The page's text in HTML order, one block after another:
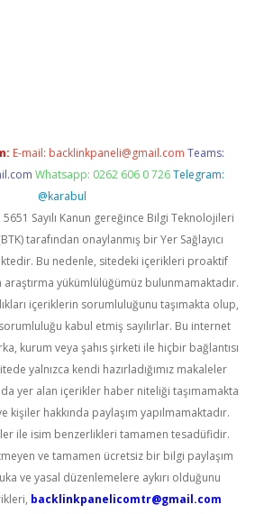
E-mail: backlinkpaneli@gmail.com Teams:
Whatsapp: 0262 606 0 726 Telegram:
@karabul
5651 Sayılı Kanun gereğince Bilgi Teknolojileri
tarafından onaylanmış bir Yer Sağlayıcı
Bu nedenle, sitedeki içerikleri proaktif
yükümlülüğümüz bulunmamaktadır.
içeriklerin sorumluluğunu taşımakta olup,
kabul etmiş sayılırlar. Bu internet
kurum veya şahıs şirketi ile hiçbir bağlantısı
yalnızca kendi hazırladığımız makaleler
yer alan içerikler haber niteliği taşımamakta
kişiler hakkında paylaşım yapılmamaktadır.
ile isim benzerlikleri tamamen tesadüfidir.
ve tamamen ücretsiz bir bilgi paylaşım
ve yasal düzenlemelere aykırı olduğunu
backlinkpanelicomtr@gmail.com